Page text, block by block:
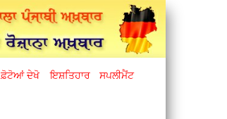
ਫ਼ੋਟੋਆਂ ਦੇਖੋ ਇਸ਼ਤਿਹਾਰ ਸਪਲੀਮੈਂਟ